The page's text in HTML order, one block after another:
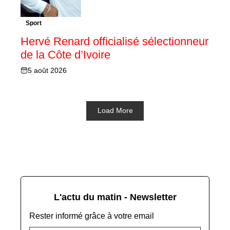
Sport
Hervé Renard officialisé sélectionneur
de la Côte d’Ivoire
5 août 2026
Load More
L'actu du matin - Newsletter
Rester informé grâce à votre email